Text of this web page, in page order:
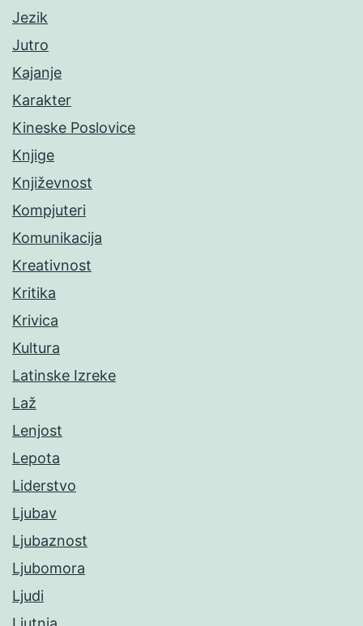
Jezik
Jutro
Kajanje
Karakter
Kineske Poslovice
Knjige
Književnost
Kompjuteri
Komunikacija
Kreativnost
Kritika
Krivica
Kultura
Latinske Izreke
Laž
Lenjost
Lepota
Liderstvo
Ljubav
Ljubaznost
Ljubomora
Ljudi